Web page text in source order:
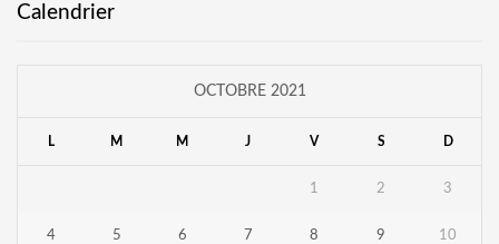
Calendrier
OCTOBRE 2021
L M M J V S D
1 2 3
4 5 6 7 8 9 10